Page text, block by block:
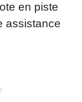
en piste
assistance